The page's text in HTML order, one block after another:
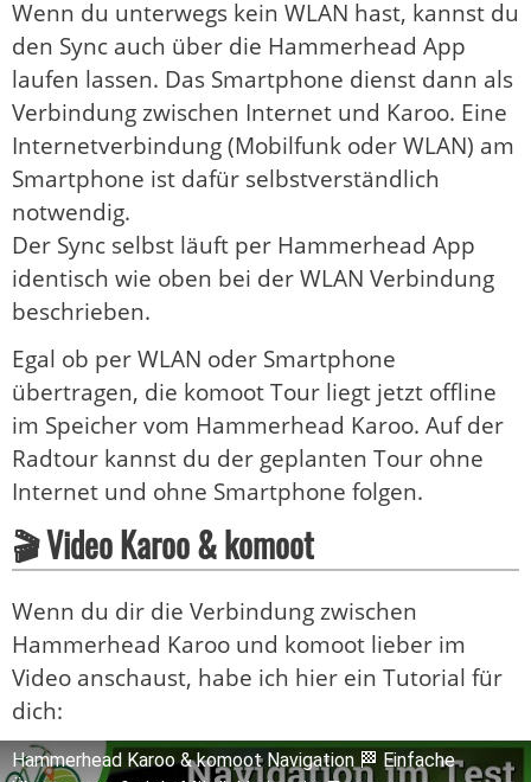
Wenn du unterwegs kein WLAN hast, kannst du
den Sync auch über die Hammerhead App
laufen lassen. Das Smartphone dienst dann als
Verbindung zwischen Internet und Karoo. Eine
Internetverbindung (Mobilfunk oder WLAN) am
Smartphone ist dafür selbstverständlich
notwendig.
Der Sync selbst läuft per Hammerhead App
identisch wie oben bei der WLAN Verbindung
beschrieben.
Egal ob per WLAN oder Smartphone
übertragen, die komoot Tour liegt jetzt offline
im Speicher vom Hammerhead Karoo. Auf der
Radtour kannst du der geplanten Tour ohne
Internet und ohne Smartphone folgen.
🎬 Video Karoo & komoot
Wenn du dir die Verbindung zwischen
Hammerhead Karoo und komoot lieber im
Video anschaust, habe ich hier ein Tutorial für
dich:
Hammerhead Karoo & komoot Navigation 🏁 Einfache